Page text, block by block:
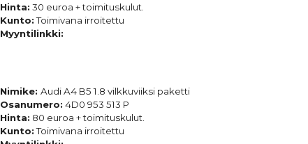
Hinta: 30 euroa + toimituskulut.
Kunto:Toimivana irroitettu
Myyntilinkki:
Nimike:Audi A4 B5 1.8 vilkkuviiksi paketti
Osanumero: 4D0 953 513 P
Hinta: 80 euroa + toimituskulut.
Kunto:Toimivana irroitettu